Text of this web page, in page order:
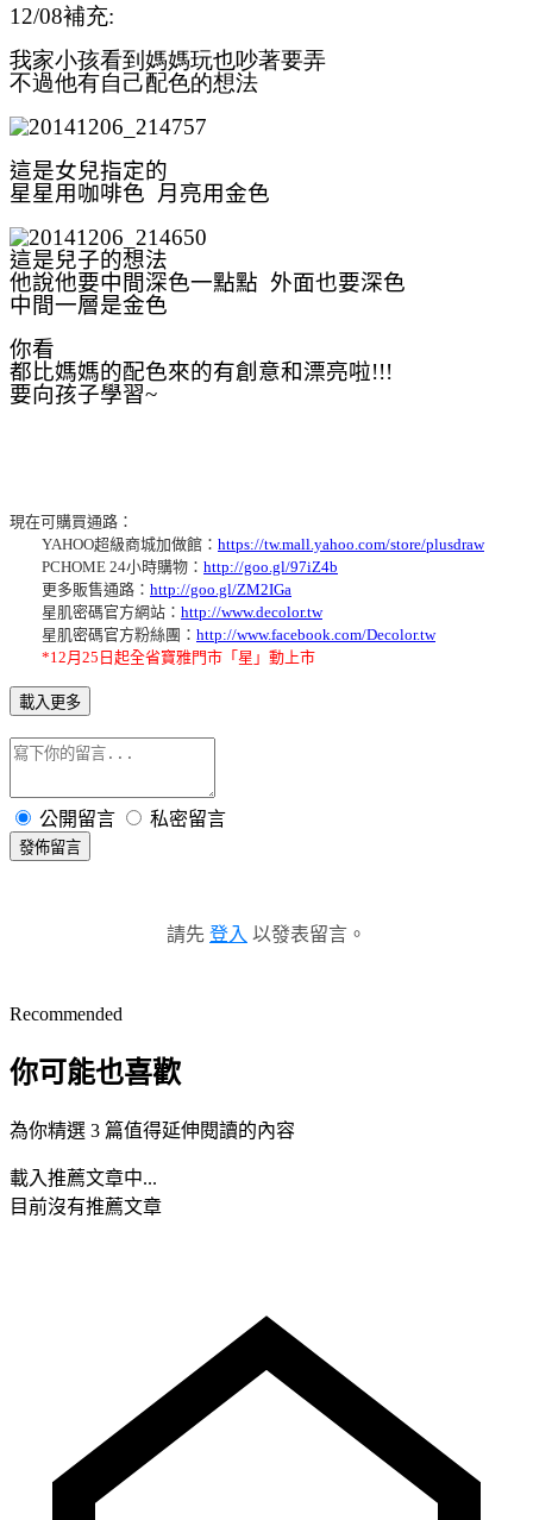
12/08補充:
我家小孩看到媽媽玩也吵著要弄
不過他有自己配色的想法
這是女兒指定的
星星用咖啡色 月亮用金色
這是兒子的想法
他說他要中間深色一點點 外面也要深色
中間一層是金色
你看
都比媽媽的配色來的有創意和漂亮啦!!!
要向孩子學習~
現在可購買通路：
YAHOO超級商城加做館： https://tw.mall.yahoo.com/store/plusdraw
PCHOME 24小時購物： http://goo.gl/97iZ4b
更多販售通路： http://goo.gl/ZM2IGa
星肌密碼官方網站： http://www.decolor.tw
星肌密碼官方粉絲團： http://www.facebook.com/Decolor.tw
*12月25日起全省寶雅門市「星」動上市
載入更多
公開留言 私密留言
發佈留言
請先 登入 以發表留言。
Recommended
你可能也喜歡
為你精選 3 篇值得延伸閱讀的內容
載入推薦文章中...
目前沒有推薦文章